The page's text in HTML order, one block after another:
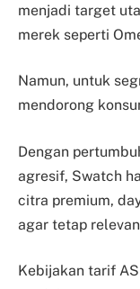
menjadi target
merek seperti
Namun, untuk
mendorong
Dengan
agresif, Swatch
citra premium,
agar tetap
Kebijakan tarif